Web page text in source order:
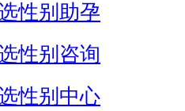
性别助孕
性别咨询
性别中心